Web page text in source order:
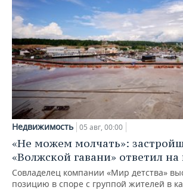
Недвижимость 05 авг, 00:00
«Не можем молчать»:
«Волжской гавани» ответил
Совладелец компании «Мир детства»
позицию в споре с группой жителей в